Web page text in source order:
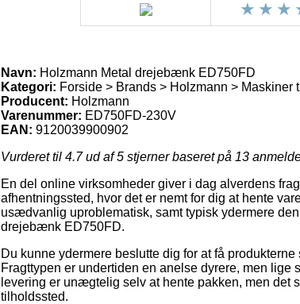
Navn: Holzmann Metal drejebænk ED750FD
Kategori: Forside > Brands > Holzmann >
Producent: Holzmann
Varenummer: ED750FD-230V
EAN: 9120039900902
Vurderet til 4.7ud af 5 stjerner baseret på 13
En del online virksomheder giver i dag alverdens
afhentningssted, hvor det er nemt for dig at hente
usædvanlig uproblematisk, samt typisk ydermere
drejebænk ED750FD.
Du kunne ydermere beslutte dig for at få
Fragttypen er undertiden en anelse dyrere, men
levering er unægtelig selv at hente pakken, men
tilholdssted.